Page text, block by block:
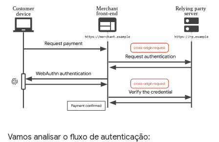
Vamos analisar o fluxo de autenticação: